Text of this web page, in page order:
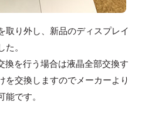
取り外し、新品のディスプレイ
。
を行う場合は液晶全部交換す
を交換しますのでメーカーより
です。